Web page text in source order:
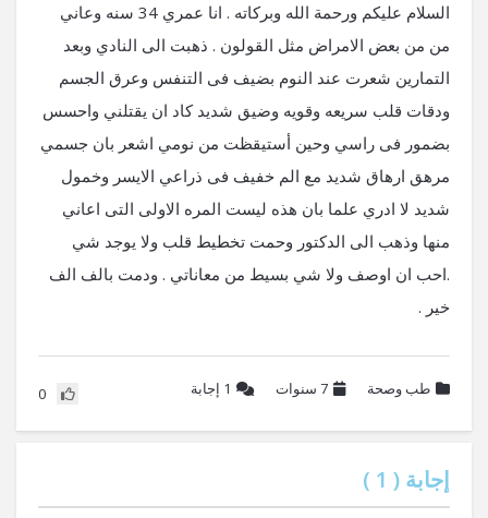
السلام عليكم ورحمة الله وبركاته . انا عمري 34 سنه وعاني
من من بعض الامراض مثل القولون . ذهبت الى النادي وبعد
التمارين شعرت عند النوم بضيف فى التنفس وعرق الجسم
ودقات قلب سريعه وقويه وضيق شديد كاد ان يقتلني واحسس
بضمور فى راسي وحين أستيقظت من نومي اشعر بان جسمي
مرهق ارهاق شديد مع الم خفيف فى ذراعي الايسر وخمول
شديد لا ادري علما بان هذه ليست المره الاولى التى اعاني
منها وذهب الى الدكتور وحمت تخطيط قلب ولا يوجد شي
.احب ان اوصف ولا شي بسيط من معاناتي . ودمت بالف الف
خير .
طب وصحة 7 سنوات 1 إجابة 0
إجابة ( 1
)